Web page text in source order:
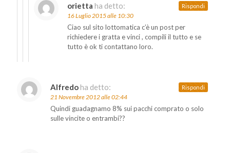
orietta ha detto:
16 Luglio 2015 alle 10:30
Ciao sul sito lottomatica c’è un post per
richiedere i gratta e vinci , compili il tutto e se
tutto è ok ti contattano loro.
Rispondi
Alfredoha detto:
21 Novembre 2012 alle 02:44
Quindi guadagnamo 8% sui pacchi comprato o solo
sulle vincite o entrambi??
Rispondi